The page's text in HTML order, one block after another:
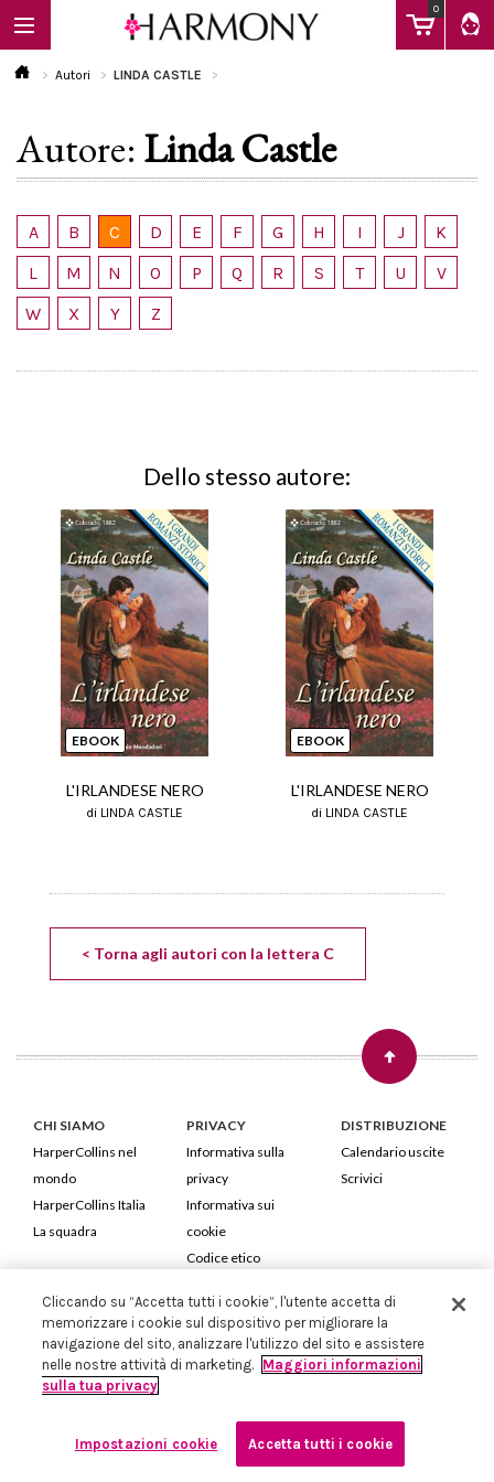
0
EBOOK
LIBRI
Calendario
Autori LINDA CASTLE
Autore: Linda Castle
A B C D E F G H I J
K
L
M N O P Q R S T U
V
W
X Y Z
Dello stesso autore:
EBOOK
L'IRLANDESE NERO
di LINDA CASTLE
EBOOK
L'IRLANDESE NERO
di LINDA CASTLE
< Torna agli autori con la lettera C
CHI SIAMO
HarperCollins nel
mondo
HarperCollins Italia
La squadra
PRIVACY
Informativa sulla
privacy
Informativa sui
cookie
Codice etico
DISTRIBUZIONE
Calendario uscite
Scrivici
HarperCollins Italia S.p.A. Viale Monte Nero, 84 - 20135 Milano
Cod. Fiscale e P.IVA 05946780151 - Capitale Sociale 258.250 €
Iscritta in Milano al Registro delle imprese nr.198004 e REA nr.1051898
Cliccando su “Accetta tutti i cookie”, l'utente accetta di
memorizzare i cookie sul dispositivo per migliorare la
navigazione del sito, analizzare l'utilizzo del sito e assistere
nelle nostre attività di marketing. Maggiori informazioni
sulla tua privacy
Impostazioni cookie Accetta tutti i cookie